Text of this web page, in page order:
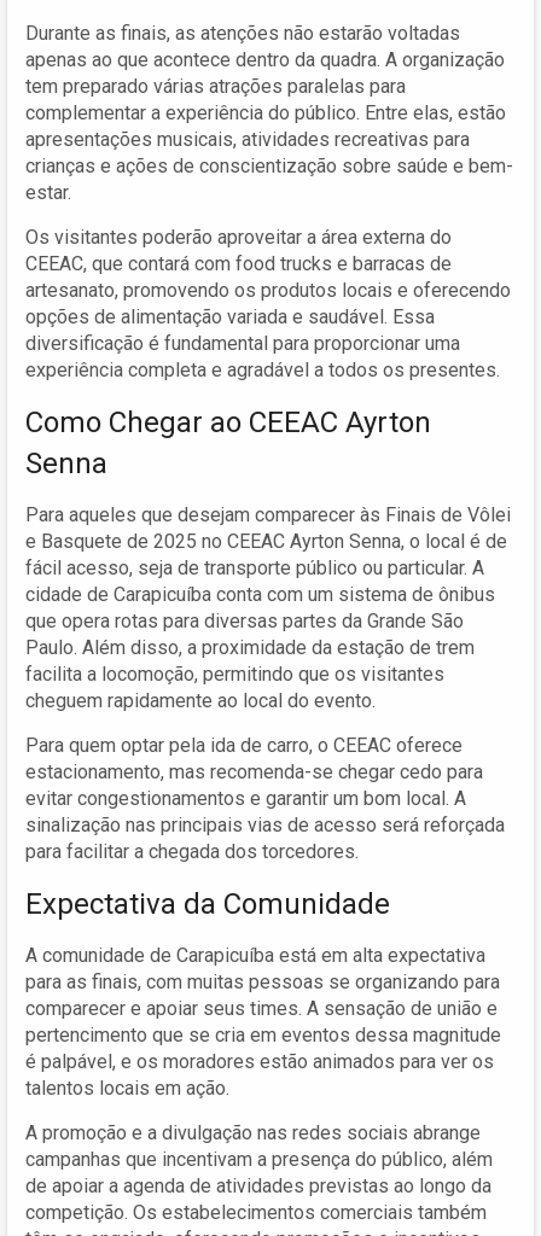
Durante as finais, as atenções não estarão voltadas
apenas ao que acontece dentro da quadra. A organização
tem preparado várias atrações paralelas para
complementar a experiência do público. Entre elas, estão
apresentações musicais, atividades recreativas para
crianças e ações de conscientização sobre saúde e bem-
estar.
Os visitantes poderão aproveitar a área externa do
CEEAC, que contará com food trucks e barracas de
artesanato, promovendo os produtos locais e oferecendo
opções de alimentação variada e saudável. Essa
diversificação é fundamental para proporcionar uma
experiência completa e agradável a todos os presentes.
Como Chegar ao CEEAC Ayrton
Senna
Para aqueles que desejam comparecer às Finais de Vôlei
e Basquete de 2025 no CEEAC Ayrton Senna, o local é de
fácil acesso, seja de transporte público ou particular. A
cidade de Carapicuíba conta com um sistema de ônibus
que opera rotas para diversas partes da Grande São
Paulo. Além disso, a proximidade da estação de trem
facilita a locomoção, permitindo que os visitantes
cheguem rapidamente ao local do evento.
Para quem optar pela ida de carro, o CEEAC oferece
estacionamento, mas recomenda-se chegar cedo para
evitar congestionamentos e garantir um bom local. A
sinalização nas principais vias de acesso será reforçada
para facilitar a chegada dos torcedores.
Expectativa da Comunidade
A comunidade de Carapicuíba está em alta expectativa
para as finais, com muitas pessoas se organizando para
comparecer e apoiar seus times. A sensação de união e
pertencimento que se cria em eventos dessa magnitude
é palpável, e os moradores estão animados para ver os
talentos locais em ação.
A promoção e a divulgação nas redes sociais abrange
campanhas que incentivam a presença do público, além
de apoiar a agenda de atividades previstas ao longo da
competição. Os estabelecimentos comerciais também